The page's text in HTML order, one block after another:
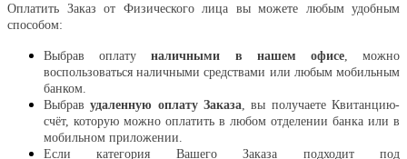
Оплатить Заказ от Физического лица вы можете любым удобным
способом:
Выбрав оплатуналичными в нашем офисе, можно
воспользоваться наличными средствами или любым мобильным
банком.
Выбравудаленную оплату Заказа , вы получаете Квитанцию-
счёт, которую можно оплатить в любом отделении банка или в
мобильном приложении.
Если категория Вашего Заказа подходит под